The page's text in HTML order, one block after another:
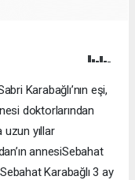
Karabağlı’nın eşi,
doktorlarından
uzun yıllar
annesiSebahat
Karabağlı 3 ay